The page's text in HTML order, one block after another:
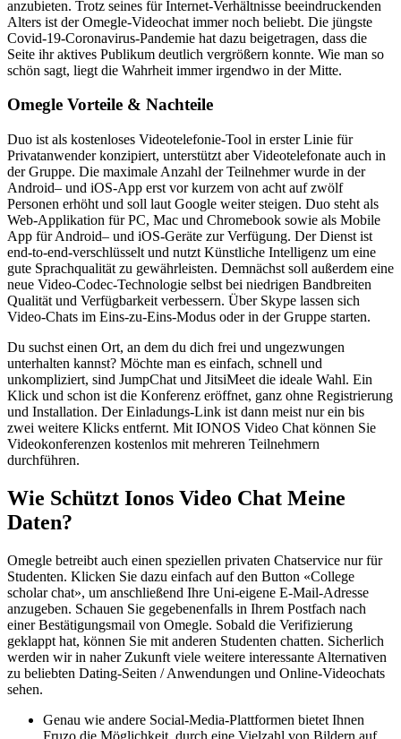
anzubieten. Trotz seines für Internet-Verhältnisse beeindruckenden
Alters ist der Omegle-Videochat immer noch beliebt. Die jüngste
Covid-19-Coronavirus-Pandemie hat dazu beigetragen, dass die
Seite ihr aktives Publikum deutlich vergrößern konnte. Wie man so
schön sagt, liegt die Wahrheit immer irgendwo in der Mitte.
Omegle Vorteile & Nachteile
Duo ist als kostenloses Videotelefonie-Tool in erster Linie für
Privatanwender konzipiert, unterstützt aber Videotelefonate auch in
der Gruppe. Die maximale Anzahl der Teilnehmer wurde in der
Android– und iOS-App erst vor kurzem von acht auf zwölf
Personen erhöht und soll laut Google weiter steigen. Duo steht als
Web-Applikation für PC, Mac und Chromebook sowie als Mobile
App für Android– und iOS-Geräte zur Verfügung. Der Dienst ist
end-to-end-verschlüsselt und nutzt Künstliche Intelligenz um eine
gute Sprachqualität zu gewährleisten. Demnächst soll außerdem eine
neue Video-Codec-Technologie selbst bei niedrigen Bandbreiten
Qualität und Verfügbarkeit verbessern. Über Skype lassen sich
Video-Chats im Eins-zu-Eins-Modus oder in der Gruppe starten.
Du suchst einen Ort, an dem du dich frei und ungezwungen
unterhalten kannst? Möchte man es einfach, schnell und
unkompliziert, sind JumpChat und JitsiMeet die ideale Wahl. Ein
Klick und schon ist die Konferenz eröffnet, ganz ohne Registrierung
und Installation. Der Einladungs-Link ist dann meist nur ein bis
zwei weitere Klicks entfernt. Mit IONOS Video Chat können Sie
Videokonferenzen kostenlos mit mehreren Teilnehmern
durchführen.
Wie Schützt Ionos Video Chat Meine
Daten?
Omegle betreibt auch einen speziellen privaten Chatservice nur für
Studenten. Klicken Sie dazu einfach auf den Button «College
scholar chat», um anschließend Ihre Uni-eigene E-Mail-Adresse
anzugeben. Schauen Sie gegebenenfalls in Ihrem Postfach nach
einer Bestätigungsmail von Omegle. Sobald die Verifizierung
geklappt hat, können Sie mit anderen Studenten chatten. Sicherlich
werden wir in naher Zukunft viele weitere interessante Alternativen
zu beliebten Dating-Seiten / Anwendungen und Online-Videochats
sehen.
Genau wie andere Social-Media-Plattformen bietet Ihnen
Fruzo die Möglichkeit, durch eine Vielzahl von Bildern auf